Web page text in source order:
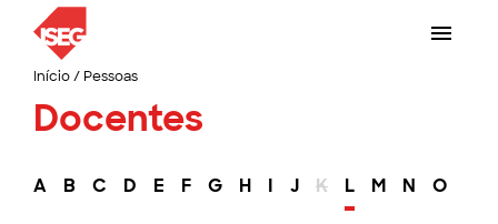
Início/ Pessoas
Docentes
A B C D E F G H I J K L M N O